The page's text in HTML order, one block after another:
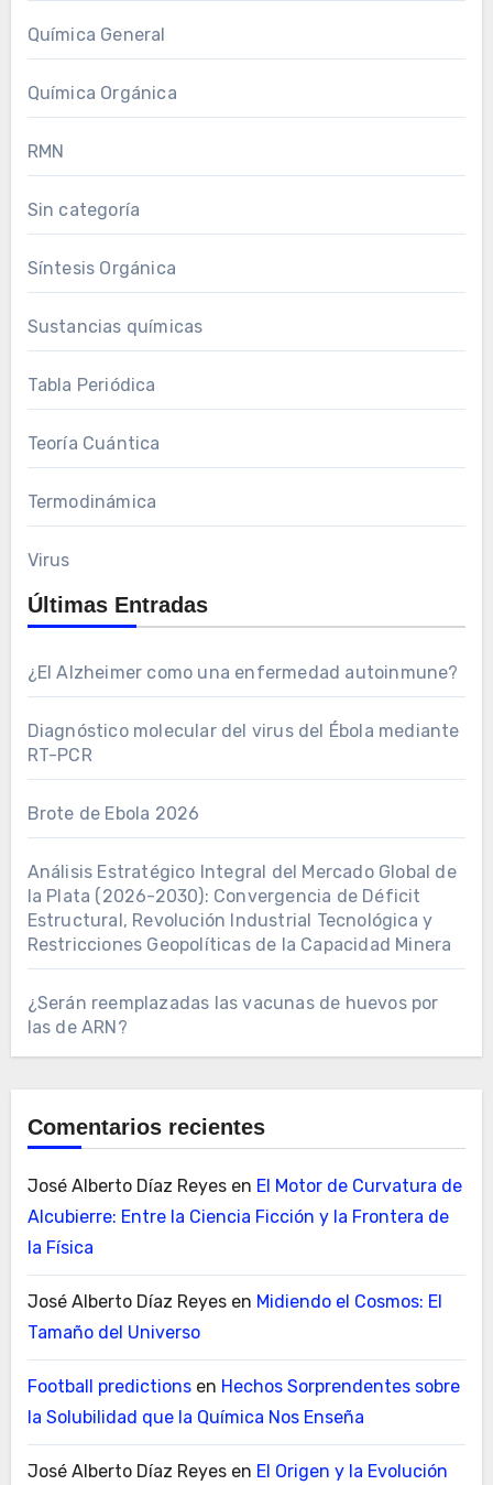
Química General
Química Orgánica
RMN
Sin categoría
Síntesis Orgánica
Sustancias químicas
Tabla Periódica
Teoría Cuántica
Termodinámica
Virus
Últimas Entradas
¿El Alzheimer como una enfermedad autoinmune?
Diagnóstico molecular del virus del Ébola mediante
RT-PCR
Brote de Ebola 2026
Análisis Estratégico Integral del Mercado Global de
la Plata (2026-2030): Convergencia de Déficit
Estructural, Revolución Industrial Tecnológica y
Restricciones Geopolíticas de la Capacidad Minera
¿Serán reemplazadas las vacunas de huevos por
las de ARN?
Comentarios recientes
José Alberto Díaz Reyesen El Motor de Curvatura de
Alcubierre: Entre la Ciencia Ficción y la Frontera de
la Física
José Alberto Díaz Reyesen Midiendo el Cosmos: El
Tamaño del Universo
Football predictionsen Hechos Sorprendentes sobre
la Solubilidad que la Química Nos Enseña
José Alberto Díaz Reyesen El Origen y la Evolución